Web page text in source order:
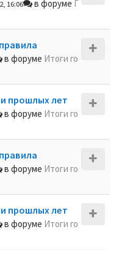
16:06 в форуме Г
в форуме Итоги го
прошлых лет
в форуме Итоги го
в форуме Итоги го
прошлых лет
в форуме Итоги го